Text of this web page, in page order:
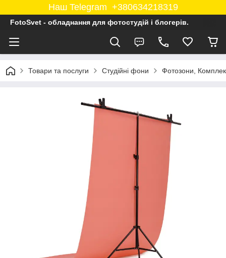
Наш Telegram +380634218319
FotoSvet - обладнання для фотостудій і блогерів.
Товари та послуги Студійні фони Фотозони,